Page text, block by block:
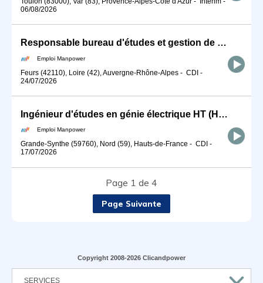
06/08/2026
Responsable bureau d'études et gestion de projet (H/F)
Emploi Manpower
Feurs (42110), Loire (42), Auvergne-Rhône-Alpes - CDI -
24/07/2026
Ingénieur d'études en génie électrique HT (H/F)
Emploi Manpower
Grande-Synthe (59760), Nord (59), Hauts-de-France - CDI -
17/07/2026
Page 1 de 4
Page Suivante
Copyright 2008-2026 Clicandpower
SERVICES